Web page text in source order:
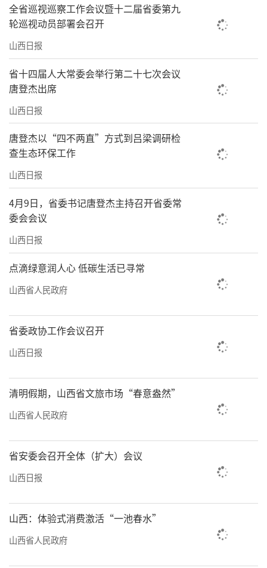
全省巡视巡察工作会议暨十二届省委第九
轮巡视动员部署会召开
山西日报
省十四届人大常委会举行第二十七次会议
唐登杰出席
山西日报
唐登杰以“四不两直”方式到吕梁调研检
查生态环保工作
山西日报
4月9日，省委书记唐登杰主持召开省委常
委会会议
山西日报
点滴绿意润人心 低碳生活已寻常
山西省人民政府
省委政协工作会议召开
山西日报
清明假期，山西省文旅市场“春意盎然”
山西省人民政府
省安委会召开全体（扩大）会议
山西日报
山西：体验式消费激活“一池春水”
山西省人民政府